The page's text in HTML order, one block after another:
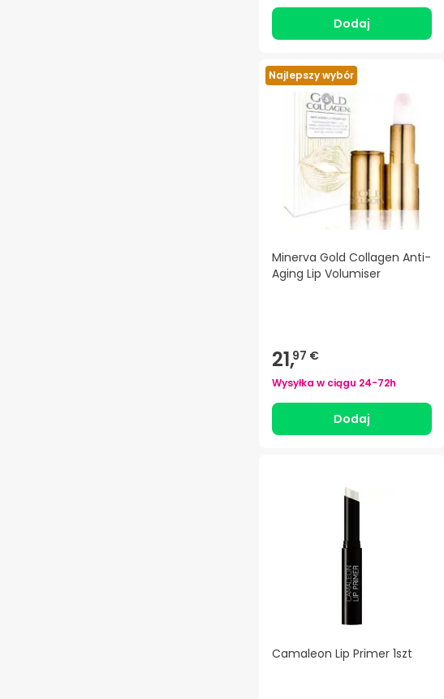
Dodaj
Najlepszy wybór
Minerva Gold Collagen Anti-
Aging Lip Volumiser
21,97 €
Wysyłka w ciągu 24-72h
Dodaj
Camaleon Lip Primer 1szt